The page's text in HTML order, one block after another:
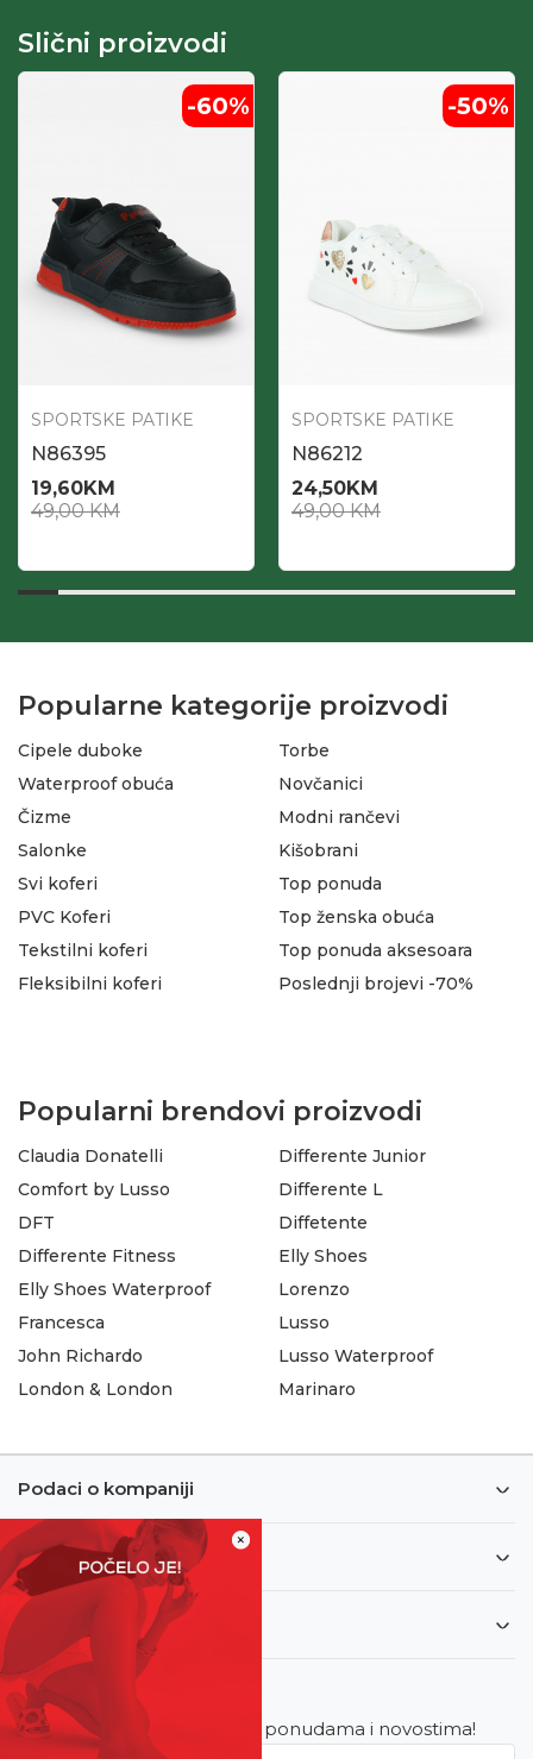
×
Slični proizvodi
-60%
SPORTSKE PATIKE
N86395
19,60KM
49,00KM
-50%
SPORTSKE PATIKE
N86212
24,50KM
49,00KM
Popularne kategorije proizvodi
Cipele duboke
Waterproof obuća
Čizme
Salonke
Torbe
Novčanici
Modni rančevi
Kišobrani
Svi koferi
PVC Koferi
Tekstilni koferi
Fleksibilni koferi
Top ponuda
Top ženska obuća
Top ponuda aksesoara
Poslednji brojevi -70%
Popularni brendovi proizvodi
Claudia Donatelli
Comfort by Lusso
DFT
Differente Fitness
Differente Junior
Differente L
Diffetente
Elly Shoes
Elly Shoes Waterproof
Francesca
John Richardo
London & London
Lorenzo
Lusso
Lusso Waterproof
Marinaro
Podaci o kompaniji
Informacije
Korisnički servis
Newsletter
Budite u toku sa najnovijim ponudama i novostima!